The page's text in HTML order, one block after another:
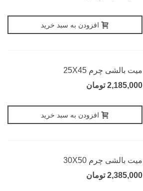
افزودن به سبد خرید
میت بالشی چرم 25X45
2,185,000 تومان
افزودن به سبد خرید
میت بالشی چرم 30X50
2,385,000 تومان